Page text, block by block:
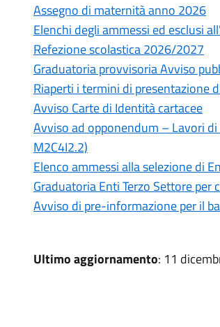
Assegno di maternità anno 2026
Elenchi degli ammessi ed esclusi
Refezione scolastica 2026/2027
Graduatoria provvisoria Avviso
Riaperti i termini di presentazione
Avviso Carte di Identità cartacee
Avviso ad opponendum – Lavori
M2C4I2.2)
Elenco ammessi alla selezione di
Graduatoria Enti Terzo Settore
Avviso di pre-informazione per il
Ultimo aggiornamento: 11